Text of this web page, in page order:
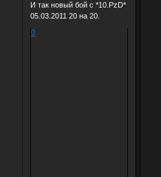
И так новый бой с *10.PzD*
05.03.2011 20 на 20.
0